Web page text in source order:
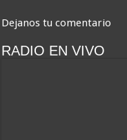
Dejanos tu comentario
RADIO EN VIVO